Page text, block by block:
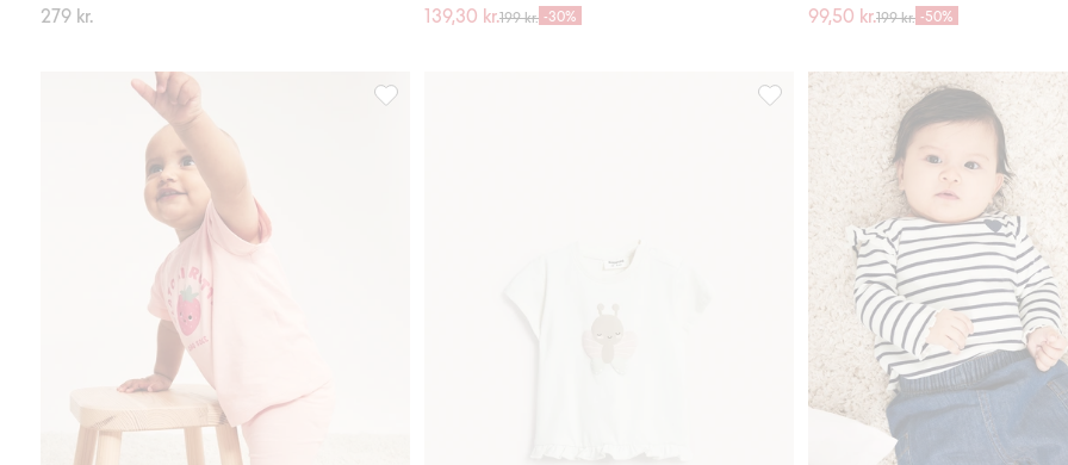
279 kr.
139,30 kr.199 kr. -30%
99,50 kr.199 kr. -50%
Kortermet T-skjorte med volang, Legg